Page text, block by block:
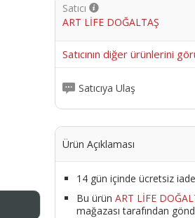
Satıcı
ART LİFE DOĞALTAŞ
Satıcının diğer ürünlerini
Satıcıya Ulaş
Ürün Açıklaması
14 gün içinde ücretsiz
Bu ürün ART LİFE
mağazası tarafından